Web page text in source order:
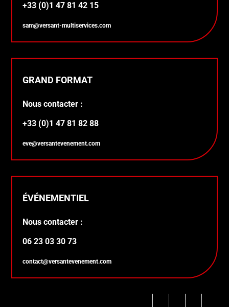
+33 (0)1 47 81 42 15
sam@versant-multiservices.com
GRAND FORMAT
Nous contacter :
+33 (0)1 47 81 82 88
eve@versantevenement.com
ÉVÉNEMENTIEL
Nous contacter :
06 23 03 30 73
contact@versantevenement.com